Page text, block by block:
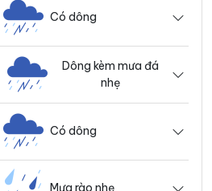
Có dông
Dông kèm mưa đá
nhẹ
Có dông